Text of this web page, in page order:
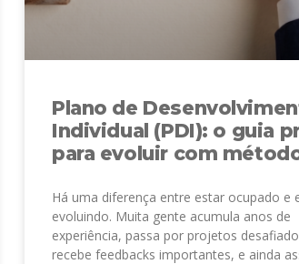
Plano de
Individual (PDI): o guia
para evoluir com
Há uma diferença entre estar ocupado e
evoluindo. Muita gente acumula anos de
experiência, passa por projetos
recebe feedbacks importantes, e ainda